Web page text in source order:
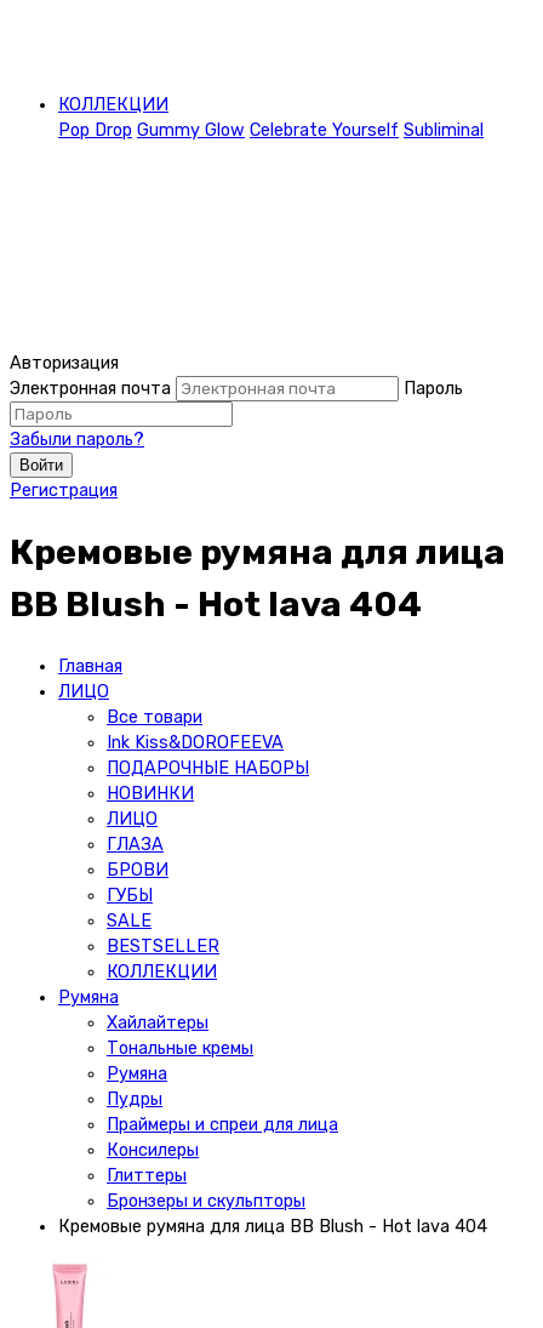
КОЛЛЕКЦИИ
Pop Drop Gummy Glow Celebrate Yourself Subliminal
Авторизация
Электронная почта
Пароль
Забыли пароль?
Войти
Регистрация
Кремовые румяна для лица
BB Blush - Hot lava 404
Главная
ЛИЦО
Все товари
Ink Kiss&DOROFEEVA
ПОДАРОЧНЫЕ НАБОРЫ
НОВИНКИ
ЛИЦО
ГЛАЗА
БРОВИ
ГУБЫ
SALE
BESTSELLER
КОЛЛЕКЦИИ
Румяна
Хайлайтеры
Тональные кремы
Румяна
Пудры
Праймеры и спреи для лица
Консилеры
Глиттеры
Бронзеры и скульпторы
Кремовые румяна для лица BB Blush - Hot lava 404